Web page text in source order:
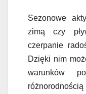
Sezonowe
zimą czy
czerpanie
Dzięki nim
warunków